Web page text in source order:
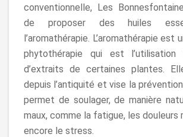
conventionnelle, Les
de proposer des huiles
l’aromathérapie. L’aromathérapie est
phytothérapie qui est l’utilisation
d’extraits de certaines plantes.
depuis l’antiquité et vise la
permet de soulager, de manière
maux, comme la fatigue, les douleurs
encore le stress.